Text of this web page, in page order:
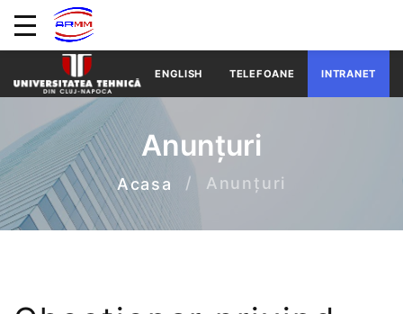
ENGLISH TELEFOANE INTRANET
Anunțuri
Acasa Anunțuri